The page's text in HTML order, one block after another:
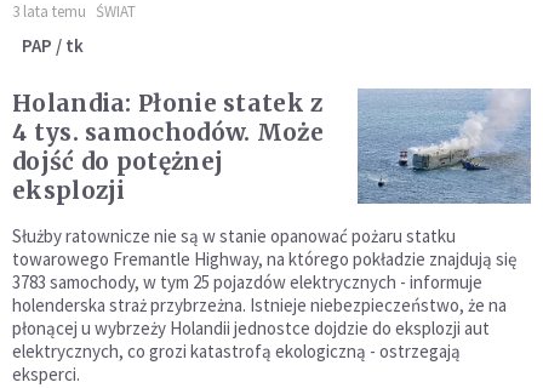
3 lata temu ŚWIAT
PAP / tk
Holandia: Płonie statek z
4 tys. samochodów. Może
dojść do potężnej
eksplozji
Służby ratownicze nie są w stanie opanować pożaru statku
towarowego Fremantle Highway, na którego pokładzie znajdują się
3783 samochody, w tym 25 pojazdów elektrycznych - informuje
holenderska straż przybrzeżna. Istnieje niebezpieczeństwo, że na
płonącej u wybrzeży Holandii jednostce dojdzie do eksplozji aut
elektrycznych, co grozi katastrofą ekologiczną - ostrzegają
eksperci.